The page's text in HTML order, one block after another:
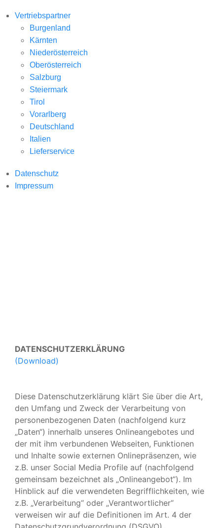
Vertriebspartner
Burgenland
Kärnten
Niederösterreich
Oberösterreich
Salzburg
Steiermark
Tirol
Vorarlberg
Deutschland
Italien
Lieferservice
Datenschutz
Impressum
DATENSCHUTZERKLÄRUNG
(Download)
Diese Datenschutzerklärung klärt Sie über die Art,
den Umfang und Zweck der Verarbeitung von
personenbezogenen Daten (nachfolgend kurz
„Daten“) innerhalb unseres Onlineangebotes und
der mit ihm verbundenen Webseiten, Funktionen
und Inhalte sowie externen Onlinepräsenzen, wie
z.B. unser Social Media Profile auf (nachfolgend
gemeinsam bezeichnet als „Onlineangebot“). Im
Hinblick auf die verwendeten Begrifflichkeiten, wie
z.B. „Verarbeitung“ oder „Verantwortlicher“
verweisen wir auf die Definitionen im Art. 4 der